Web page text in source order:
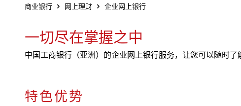
商业银行 网上理财 企业网上银行
一切尽在掌握之中
中国工商银行（亚洲）的企业网上银行服务，让您可以随时了
特色优势